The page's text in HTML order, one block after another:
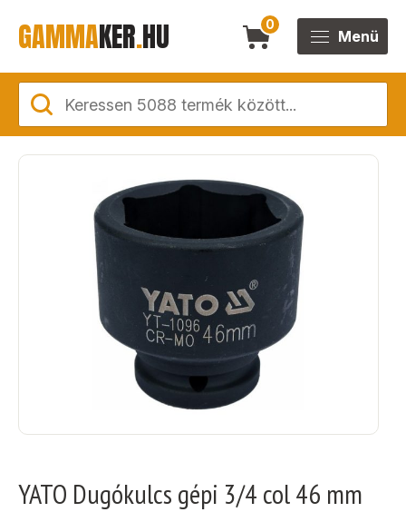
GAMMAKER.HU 0
Menü
YATO Dugókulcs gépi 3/4 col 46 mm